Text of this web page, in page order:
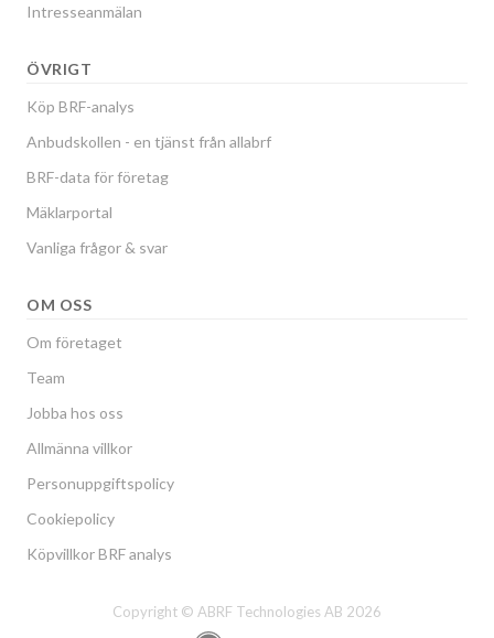
Intresseanmälan
ÖVRIGT
Köp BRF-analys
Anbudskollen - en tjänst från allabrf
BRF-data för företag
Mäklarportal
Vanliga frågor & svar
OM OSS
Om företaget
Team
Jobba hos oss
Allmänna villkor
Personuppgiftspolicy
Cookiepolicy
Köpvillkor BRF analys
Copyright © ABRF Technologies AB 2026